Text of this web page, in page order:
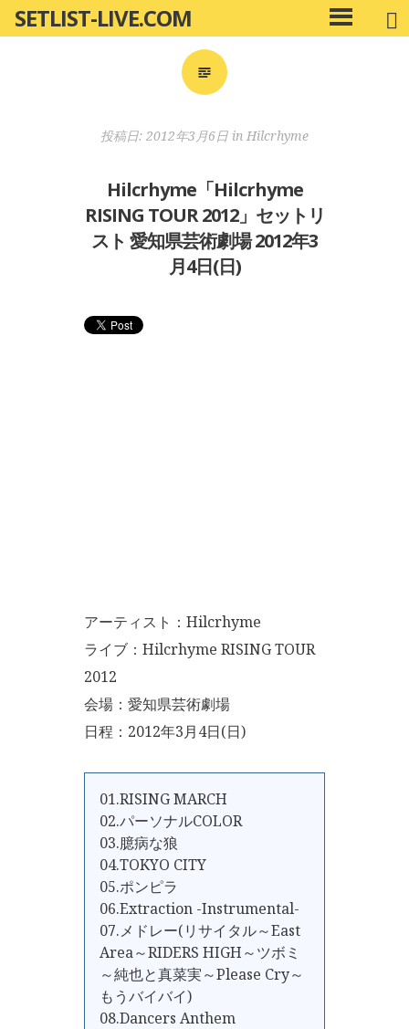
ン
SETLIST-LIVE.COM
メ
イ
投稿日: 2012年3月6日 in Hilcrhyme
Hilcrhyme「Hilcrhyme
RISING TOUR 2012」セットリ
スト 愛知県芸術劇場 2012年3
月4日(日)
アーティスト：Hilcrhyme
ライブ：Hilcrhyme RISING TOUR
2012
会場：愛知県芸術劇場
日程：2012年3月4日(日)
01.RISING MARCH
02.パーソナルCOLOR
03.臆病な狼
04.TOKYO CITY
05.ポンピラ
06.Extraction -Instrumental-
07.メドレー(リサイタル～East
Area～RIDERS HIGH～ツボミ
～純也と真菜実～Please Cry～
もうバイバイ)
08.Dancers Anthem